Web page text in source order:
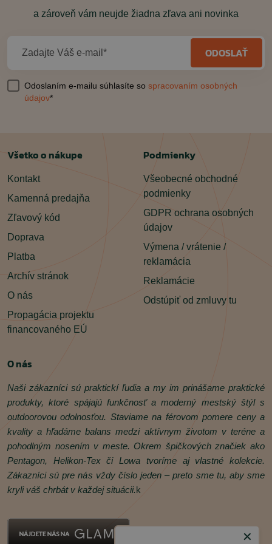
a zároveň vám neujde žiadna zľava ani novinka
Zadajte Váš e-mail* ODOSLAŤ
Odoslaním e-mailu súhlasíte so spracovaním osobných
údajov*
Všetko o nákupe
Kontakt
Kamenná predajňa
Zľavový kód
Doprava
Platba
Archív stránok
O nás
Propagácia projektu
financovaného EÚ
Podmienky
Všeobecné obchodné
podmienky
GDPR ochrana osobných
údajov
Výmena / vrátenie /
reklamácia
Reklamácie
Odstúpiť od zmluvy tu
O nás
Naši zákazníci sú praktickí ľudia a my im prinášame praktické
produkty, ktoré spájajú funkčnosť a moderný mestský štýl s
outdoorovou odolnosťou. Staviame na férovom pomere ceny a
kvality a hľadáme balans medzi aktívnym životom v teréne a
pohodlným nosením v meste. Okrem špičkových značiek ako
Pentagon, Helikon‑Tex či Lowa tvoríme aj vlastné kolekcie.
Zákazníci sú pre nás vždy číslo jeden – preto sme tu, aby sme
kryli váš chrbát v každej situácii.k
✕